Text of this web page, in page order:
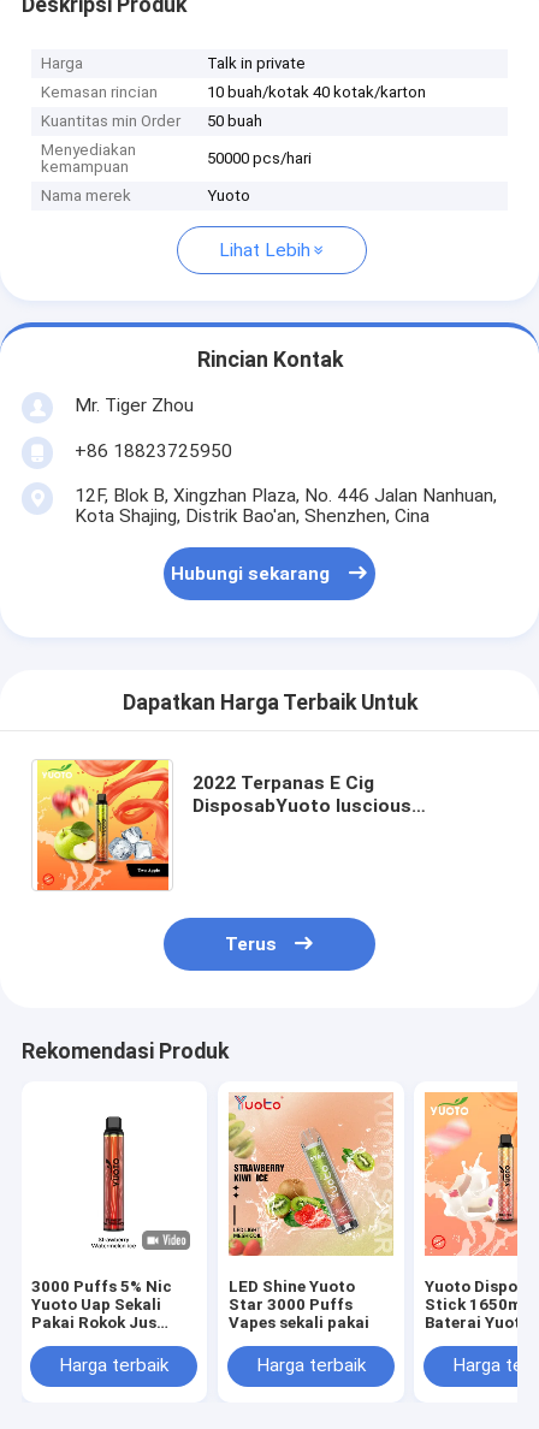
Harga
Talk in private
Kemasan rincian
10 buah/kotak 40 kotak/karton
Kuantitas min Order
50 buah
Menyediakan
kemampuan
50000 pcs/hari
Nama merek Yuoto
Lihat Lebih
Rincian Kontak
Mr. Tiger Zhou
+86 18823725950
12F, Blok B, Xingzhan Plaza, No. 446 Jalan Nanhuan,
Kota Shajing, Distrik Bao'an, Shenzhen, Cina
Hubungi sekarang
Dapatkan Harga Terbaik Untuk
2022 Terpanas E Cig
DisposabYuoto luscious
Terus
Rekomendasi Produk
3000 Puffs 5% Nic
Yuoto Uap Sekali
Pakai Rokok Jus
Semangka
Harga terbaik
LED Shine Yuoto
Star 3000 Puffs
Vapes sekali pakai
Harga terbaik
Yuoto
Stick
Baterai Yuoto
E-Juice 8.0ML
Harga